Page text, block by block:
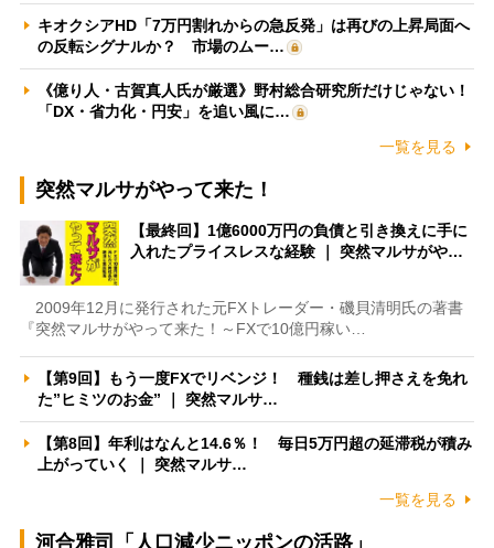
キオクシアHD「7万円割れからの急反発」は再びの上昇局面へ
の反転シグナルか？ 市場のムー…
《億り人・古賀真人氏が厳選》野村総合研究所だけじゃない！
「DX・省力化・円安」を追い風に…
一覧を見る
突然マルサがやって来た！
【最終回】1億6000万円の負債と引き換えに手に
入れたプライスレスな経験 ｜ 突然マルサがや…
2009年12月に発行された元FXトレーダー・磯貝清明氏の著書
『突然マルサがやって来た！～FXで10億円稼い…
【第9回】もう一度FXでリベンジ！ 種銭は差し押さえを免れ
た”ヒミツのお金” ｜ 突然マルサ…
【第8回】年利はなんと14.6％！ 毎日5万円超の延滞税が積み
上がっていく ｜ 突然マルサ…
一覧を見る
河合雅司「人口減少ニッポンの活路」